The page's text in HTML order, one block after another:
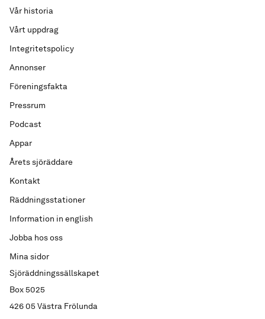
Sjöräddningssällskapet
Box 5025
426 05 Västra Frölunda
Vår historia
Vårt uppdrag
Integritetspolicy
Annonser
Föreningsfakta
Pressrum
Podcast
Appar
Årets sjöräddare
Kontakt
Räddningsstationer
Information in english
Jobba hos oss
Mina sidor